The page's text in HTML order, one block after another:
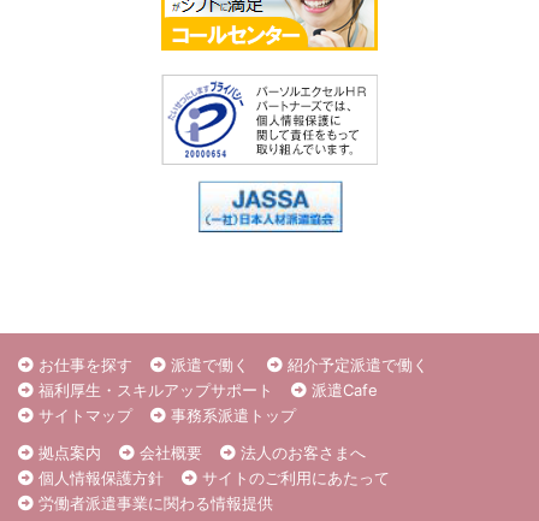
お仕事を探す 派遣で働く
紹介予定派遣で働く
福利厚生・スキルアップサポート
派遣Cafe
サイトマップ
事務系派遣トップ
拠点案内
会社概要
法人のお客さまへ
個人情報保護方針
サイトのご利用にあたって
労働者派遣事業に関わる情報提供